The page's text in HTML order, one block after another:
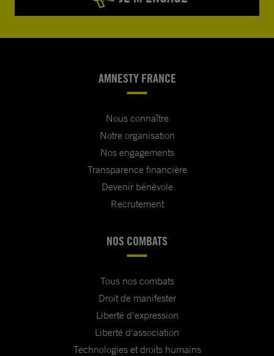
AMNESTY FRANCE
Nous connaître
Notre organisation
Nos engagements
Transparence financière
Devenir bénévole
Recrutement
NOS COMBATS
Tous nos combats
Droit de manifester
Liberté d'expression
Liberté d'association
Technologies et droits humains